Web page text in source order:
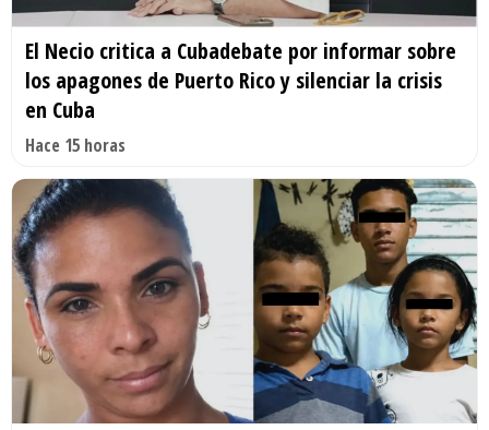
El Necio critica a Cubadebate por informar sobre
los apagones de Puerto Rico y silenciar la crisis
en Cuba
Hace 15 horas